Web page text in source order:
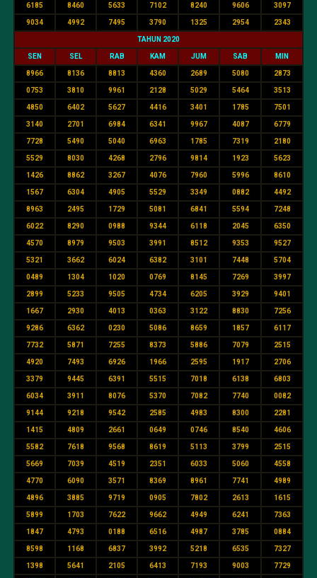
6185 8460 5633 7102 8240 9606 3097
9034 4992 7495 3790 1325 2954 2343
TAHUN 2020
SEN SEL RAB KAM JUM SAB MIN
8966 8136 8813 4360 2689 5080 2873
0753 3810 9961 2128 5029 5464 3513
4850 6402 5627 4416 3401 1785 7501
3140 2701 6984 6341 9967 4087 6779
7728 5490 5040 6963 1785 7319 2180
5529 8030 4268 2796 9814 1923 5623
1426 8862 3267 4076 7960 5996 8610
1567 6304 4905 5529 3349 0882 4492
8963 2495 1729 5081 6841 5594 7248
6022 8290 0988 9344 6118 2045 6350
4570 8979 9503 3991 8512 9353 9527
5321 3662 6024 6382 3101 7448 5704
0489 1304 1020 0769 8145 7269 3997
2899 5233 9505 4734 6205 3929 9401
1667 2930 4013 0363 3122 8830 7256
9286 6362 0230 5086 8659 1857 6117
7732 5871 7255 8373 5886 7079 2515
4920 7493 6926 1966 2595 1917 2706
3379 9445 6391 5515 7018 6138 6803
6034 3911 8076 5370 7082 7740 0082
9144 9218 9542 2585 4983 8300 2281
1415 4809 2661 0649 0746 8540 4606
5582 7618 9568 8619 5113 3799 2515
5669 7039 4519 2351 6033 5060 4558
4770 6090 3571 8369 8961 7741 4989
4896 3885 9719 0905 7802 2613 1615
5899 1703 7622 9662 4949 6241 7363
1847 4793 0188 6516 4987 3785 0884
8598 1168 6837 3992 5218 6535 7327
1398 5641 2105 6413 7193 9003 7729